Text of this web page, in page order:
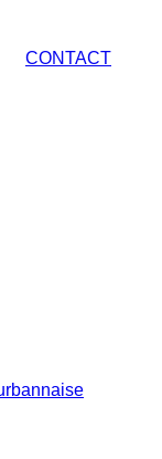
CONTACT